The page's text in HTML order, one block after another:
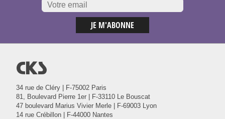
@
34 rue de Cléry | F-75002 Paris
81, Boulevard Pierre 1er | F-33110 Le Bouscat
47 boulevard Marius Vivier Merle | F-69003 Lyon
14 rue Crébillon | F-44000 Nantes